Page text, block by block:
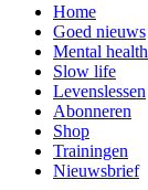
Home
Goed nieuws
Mental health
Slow life
Levenslessen
Abonneren
Shop
Trainingen
Nieuwsbrief